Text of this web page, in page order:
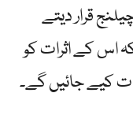
قرار دیتے
اس کے اثرات کو
کیے جائیں گے۔